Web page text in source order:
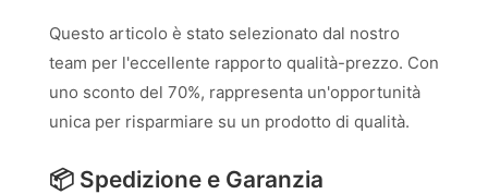
Questo articolo è stato selezionato dal nostro
team per l'eccellente rapporto qualità-prezzo. Con
uno sconto del 70%, rappresenta un'opportunità
unica per risparmiare su un prodotto di qualità.
📦 Spedizione e Garanzia